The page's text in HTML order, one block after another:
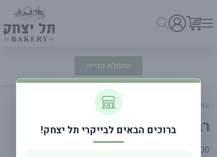
התחלת קנייה
עמוד ראשי מעדניה וסלטים
רביולי גבינות
פרטי המוצר
48.00 ₪
ברוכים הבאים לבייקרי תל יצחק!